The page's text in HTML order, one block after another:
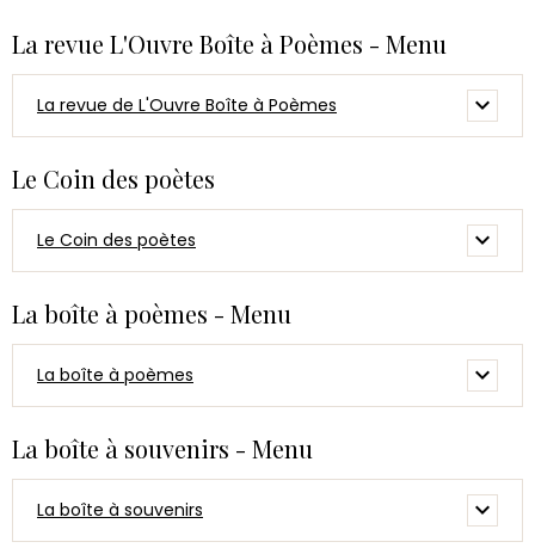
La revue L'Ouvre Boîte à Poèmes - Menu
La revue de L'Ouvre Boîte à Poèmes
Le Coin des poètes
Le Coin des poètes
La boîte à poèmes - Menu
La boîte à poèmes
La boîte à souvenirs - Menu
La boîte à souvenirs